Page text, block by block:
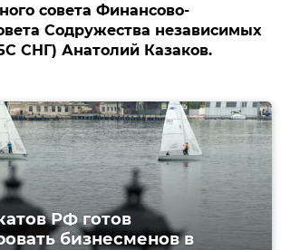
совета Финансово-
Содружества независимых
СНГ) Анатолий Казаков.
РФ готов
бизнесменов в